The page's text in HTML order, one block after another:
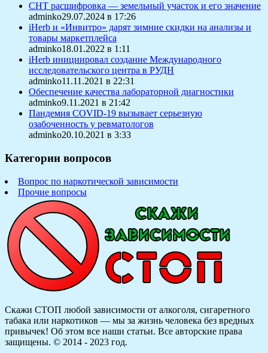
СНТ расшифровка — земельный участок и его значение
adminko29.07.2024 в 17:26
iHerb и «Инвитро» дарят зимние скидки на анализы и
товары маркетплейса
adminko18.01.2022 в 1:11
iHerb инициировал создание Международного
исследовательского центра в РУДН
adminko11.11.2021 в 22:31
Обеспечение качества лабораторной диагностики
adminko9.11.2021 в 21:42
Пандемия COVID-19 вызывает серьезную
озабоченность у ревматологов
adminko20.10.2021 в 3:33
Категории вопросов
Вопрос по наркотической зависимости
Прочие вопросы
Скажи СТОП любой зависимости от алкоголя, сигаретного
табака или наркотиков — мы за жизнь человека без вредных
привычек! Об этом все наши статьи. Все авторские права
защищены. © 2014 - 2023 год.